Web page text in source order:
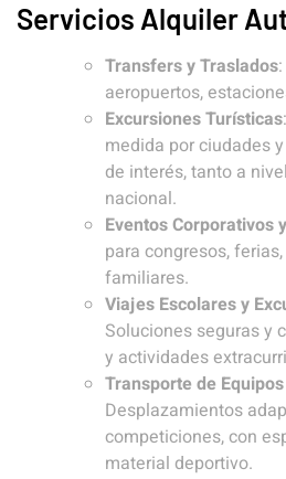
Servicios Alquiler
Transfers y Traslados
aeropuertos,
Excursiones Turísticas
medida por ciudades
de interés, tanto a
nacional.
Eventos Corporativos
para congresos,
familiares.
Viajes Escolares y
Soluciones seguras y
y actividades
Transporte de
Desplazamientos
competiciones, con
material deportivo.